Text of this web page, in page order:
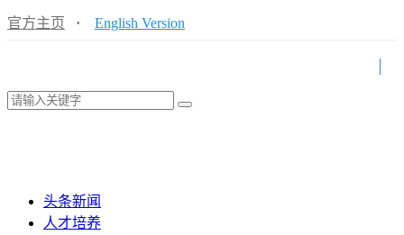
官方主页 · English Version
头条新闻
人才培养